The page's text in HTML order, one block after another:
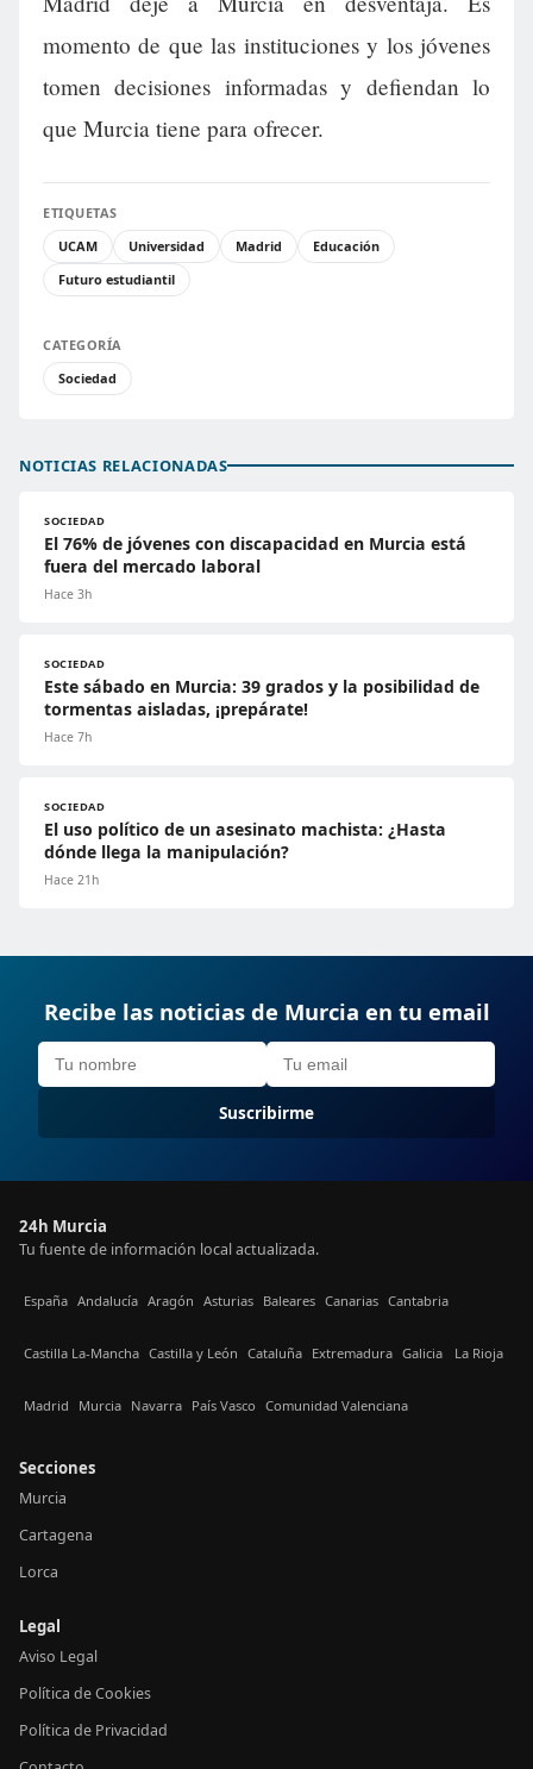
momento de que las instituciones y los jóvenes
tomen decisiones informadas y defiendan lo
que Murcia tiene para ofrecer.
ETIQUETAS
UCAM
Universidad Madrid
Educación
Futuro estudiantil
CATEGORÍA
Sociedad
NOTICIAS RELACIONADAS
SOCIEDAD
El 76% de jóvenes con discapacidad en Murcia está
fuera del mercado laboral
Hace 3h
SOCIEDAD
Este sábado en Murcia: 39 grados y la posibilidad de
tormentas aisladas, ¡prepárate!
Hace 7h
SOCIEDAD
El uso político de un asesinato machista: ¿Hasta
dónde llega la manipulación?
Hace 21h
Recibe las noticias de Murcia en tu email
Suscribirme
24h Murcia
Tu fuente de información local actualizada.
España Andalucía Aragón Asturias Baleares Canarias Cantabria
Castilla La-Mancha Castilla y León Cataluña Extremadura Galicia La Rioja
Madrid Murcia Navarra País Vasco Comunidad Valenciana
Secciones
Murcia
Cartagena
Lorca
Legal
Aviso Legal
Política de Cookies
Política de Privacidad